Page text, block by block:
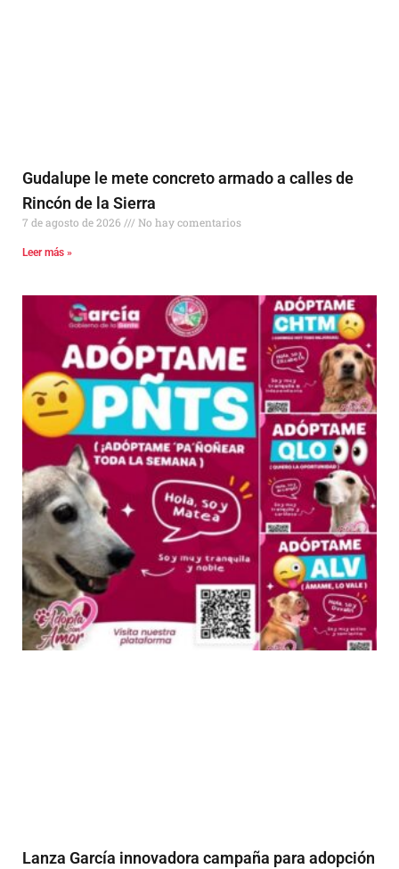
Gudalupe le mete concreto armado a calles de
Rincón de la Sierra
7 de agosto de 2026 No hay comentarios
Leer más »
Lanza García innovadora campaña para adopción